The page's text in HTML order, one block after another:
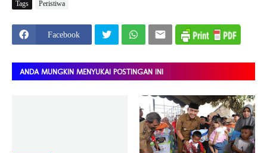
Tags Peristiwa
Facebook
ANDA MUNGKIN MENYUKAI POSTINGAN INI